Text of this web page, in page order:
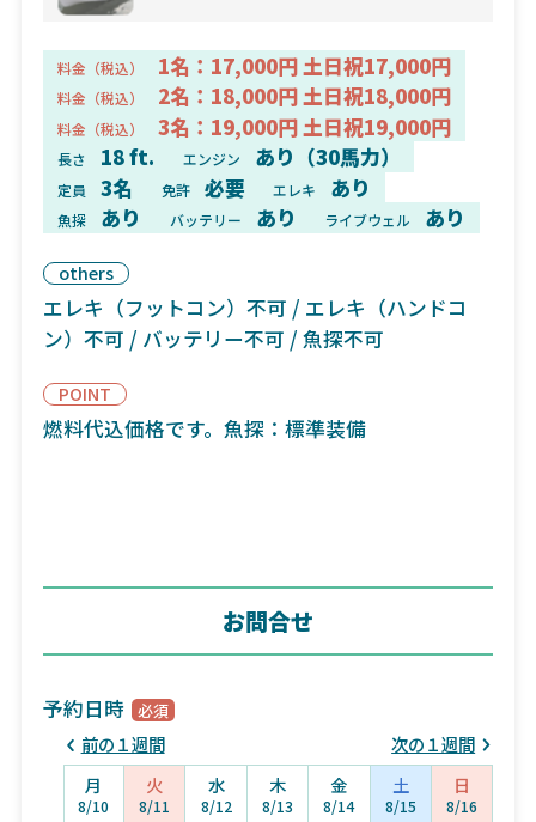
料金（税込） 1名：17,000円 土日祝17,000円
料金（税込） 2名：18,000円 土日祝18,000円
料金（税込） 3名：19,000円 土日祝19,000円
長さ 18 ft. エンジン あり（30馬力）
定員 3名 免許 必要 エレキ あり
魚探 あり バッテリー あり ライブウェル あり
others
エレキ（フットコン）不可 / エレキ（ハンドコ
ン）不可 / バッテリー不可 / 魚探不可
POINT
燃料代込価格です。魚探：標準装備
お問合せ
予約日時
前の１週間
次の１週間
月
8/10
火
8/11
水
8/12
木
8/13
金
8/14
土
8/15
日
8/16